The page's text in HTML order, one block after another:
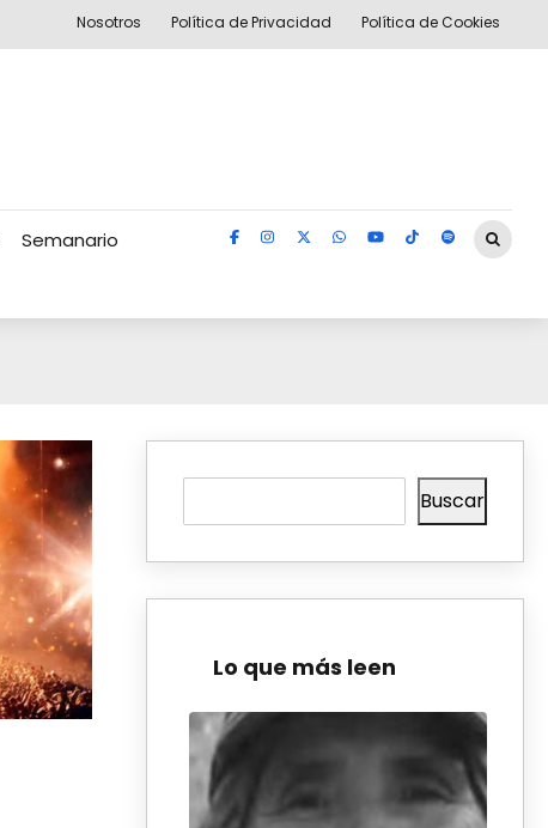
Nosotros Política de Privacidad Política de Cookies
Semanario
Buscar
Lo que más leen